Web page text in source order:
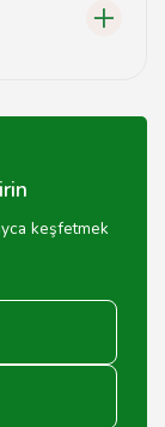
iletişime
keşfetmek